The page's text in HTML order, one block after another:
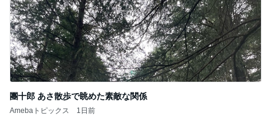
團十郎 あさ散歩で眺めた素敵な関係
Amebaトピックス 1日前
記事を読む